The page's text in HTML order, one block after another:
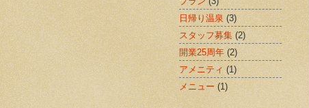
日帰り温泉 (3)
スタッフ募集 (2)
開業25周年 (2)
アメニティ (1)
メニュー (1)